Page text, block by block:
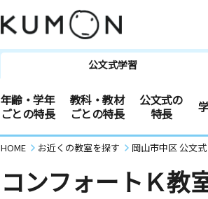
公文式学習
年齢・学年
ごとの特長
教科・教材
ごとの特長
公文式の
特長
HOME お近くの教室を探す 岡山市中区 公文
コンフォートＫ教